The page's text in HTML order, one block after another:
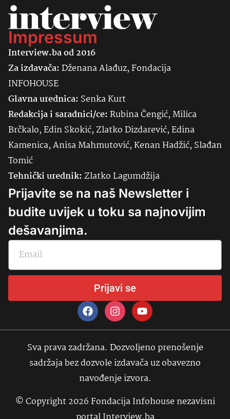
Impressum
Interview.ba od 2016
Za izdavača:Dženana Alađuz, Fondacija
INFOHOUSE
Glavna urednica: SenkaKurt
Redakcija i saradnici/ce:Rubina Čengić, Milica
Brčkalo, Edin Skokić, Zlatko Dizdarević, Edina
Kamenica, Anisa Mahmutović, Kenan Hadžić, Slađan
Tomić
Tehnički urednik:Zlatko Lagumdžija
Prijavite se na naš Newsletter i
budite uvijek u toku sa najnovijim
dešavanjima.
Prijavi se
Sva prava zadržana. Dozvoljeno prenošenje
sadržaja bez dozvole izdavača uz obavezno
navođenje izvora.
© Copyright 2026 Fondacija Infohouse nezavisni